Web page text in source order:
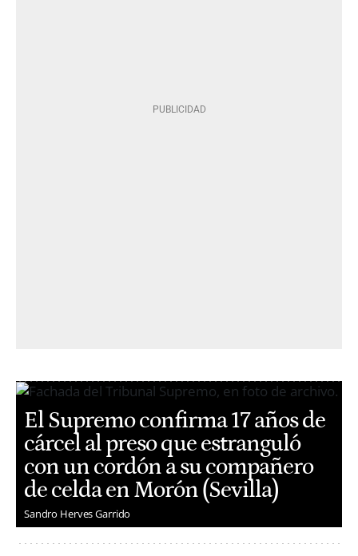
El Supremo confirma 17 años de
cárcel al preso que estranguló
con un cordón a su compañero
de celda en Morón (Sevilla)
Sandro Herves Garrido